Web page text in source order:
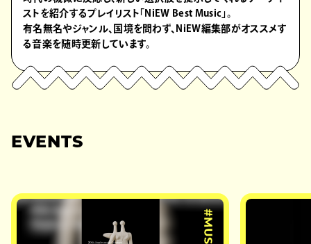
ストを紹介するプレイリスト「NiEW Best Music」。
有名無名やジャンル、国境を問わず、NiEW編集部がオススメす
る音楽を随時更新しています。
EVENTS
#MUSIC